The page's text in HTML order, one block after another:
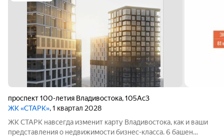
проспект 100-летия Владивостока,105Ас3
ЖК «СТАРК», 1 квартал 2028
ЖК СТАРК навсегда изменит карту Владивостока, как и ваши
представления о недвижимости бизнес-класса. 6 башен